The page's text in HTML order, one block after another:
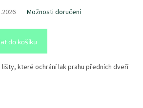
Možnosti doručení
do košíku
lišty, které ochrání lak prahu předních dveří